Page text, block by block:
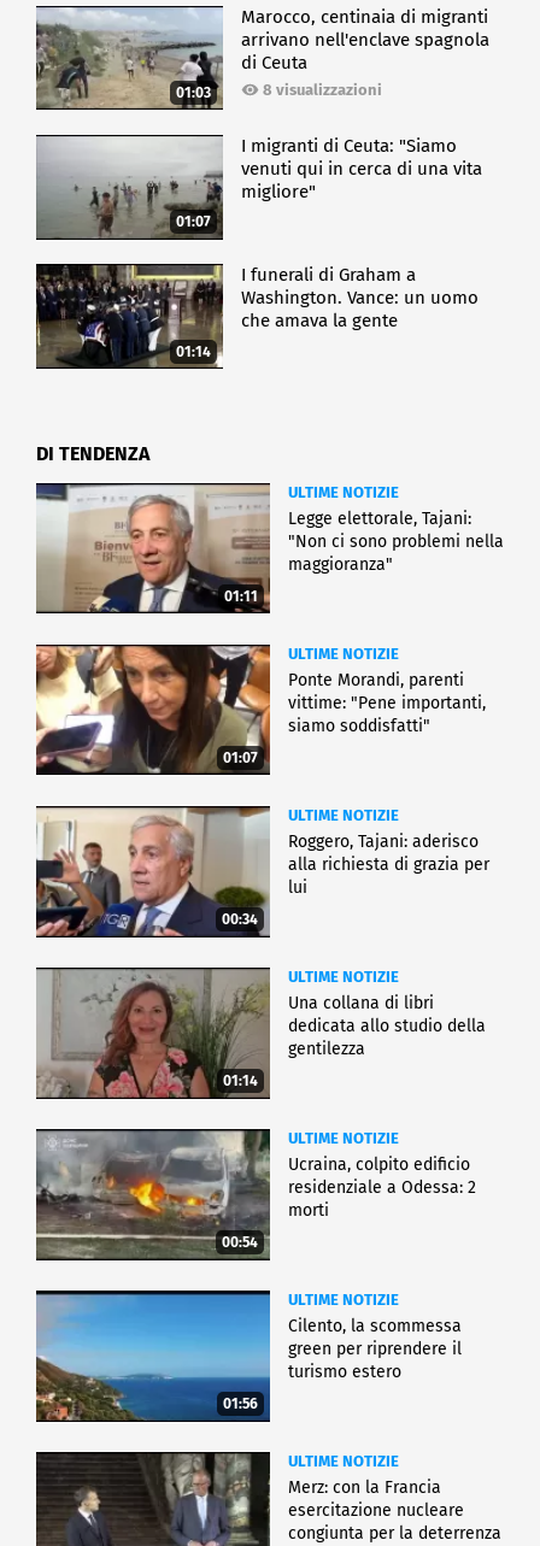
01:03
Marocco, centinaia di migranti
arrivano nell'enclave spagnola
di Ceuta
8 visualizzazioni
01:07
I migranti di Ceuta: "Siamo
venuti qui in cerca di una vita
migliore"
01:14
I funerali di Graham a
Washington. Vance: un uomo
che amava la gente
DI TENDENZA
01:11
ULTIME NOTIZIE
Legge elettorale, Tajani:
"Non ci sono problemi nella
maggioranza"
01:07
ULTIME NOTIZIE
Ponte Morandi, parenti
vittime: "Pene importanti,
siamo soddisfatti"
00:34
ULTIME NOTIZIE
Roggero, Tajani: aderisco
alla richiesta di grazia per
lui
01:14
ULTIME NOTIZIE
Una collana di libri
dedicata allo studio della
gentilezza
00:54
ULTIME NOTIZIE
Ucraina, colpito edificio
residenziale a Odessa: 2
morti
01:56
ULTIME NOTIZIE
Cilento, la scommessa
green per riprendere il
turismo estero
ULTIME NOTIZIE
Merz: con la Francia
esercitazione nucleare
congiunta per la deterrenza